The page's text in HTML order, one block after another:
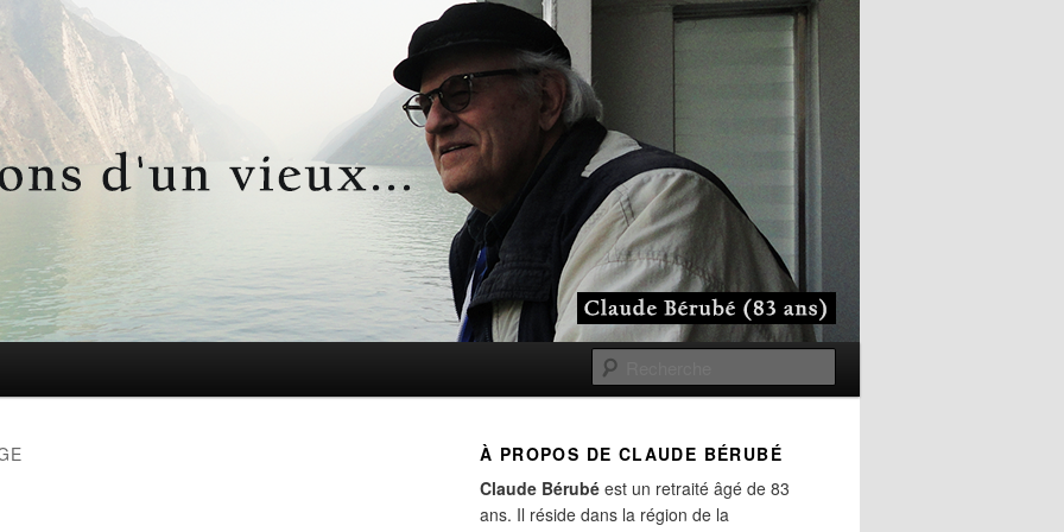
vieux…
À PROPOS DE CLAUDE BÉRUBÉ
Claude Bérubé est un retraité âgé de 83
ans. Il réside dans la région de la